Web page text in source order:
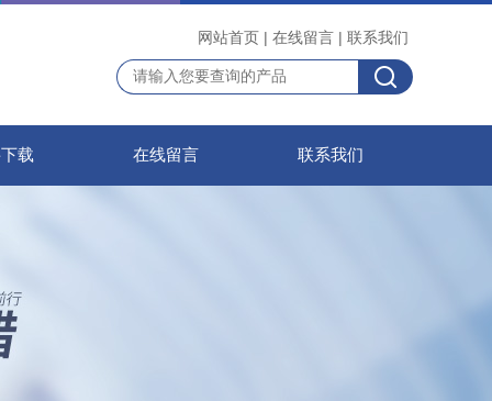
网站首页 | 在线留言 | 联系我们
载 在线留言 联系我们